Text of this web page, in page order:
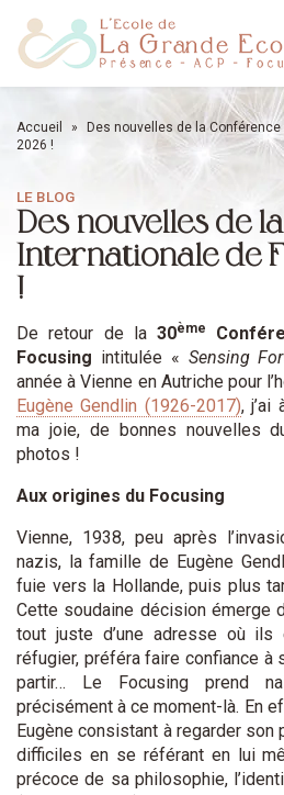
Accueil »
Des nouvelles de la
2026 !
LE BLOG
Des nouvelles de
Internationale de
!
De retour de la30ème
Focusing intitulée « Sensing
année à Vienne en Autriche pour
Eugène Gendlin (1926-2017), j’ai
ma joie, de bonnes nouvelles
photos !
Aux origines du Focusing
Vienne, 1938, peu après
nazis, la famille de Eugène
fuie vers la Hollande, puis plus
Cette soudaine décision émerge
tout juste d’une adresse où
réfugier, préféra faire confiance
partir… Le Focusing prend
précisément à ce moment-là. En
Eugène consistant à regarder
difficiles en se référant en lui
précoce de sa philosophie,